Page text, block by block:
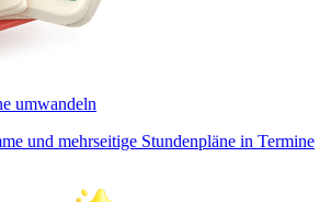
umwandeln
und mehrseitige Stundenpläne in Termine